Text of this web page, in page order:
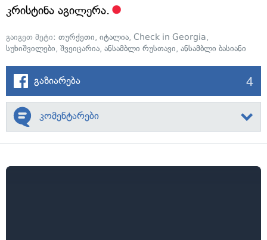
კრისტინა აგილერა.
გაიგეთ მეტი: თურქეთი, იტალია, Check in Georgia,
სუხიშვილები, შვეიცარია, ანსამბლი რუსთავი, ანსამბლი ბასიანი
გაზიარება 4
კომენტარები